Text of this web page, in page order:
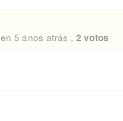
5 anos atrás , 2 votos